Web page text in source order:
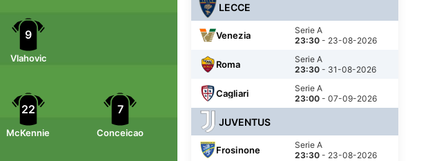
9
Vlahovic
22
McKennie
7
Conceicao
LECCE
Serie A
23:30 - 23-08-2026
Venezia
Serie A
23:30 - 31-08-2026
Roma
Serie A
23:00 - 07-09-2026
Cagliari
JUVENTUS
Serie A
23:30 - 23-08-2026
Frosinone